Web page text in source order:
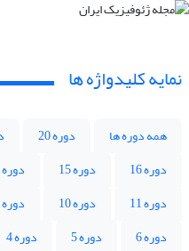
نمایه کلیدواژه ها
همه دوره ها دوره 20
دوره 16
دوره 15 دوره 14
دوره 11
دوره 10 دوره 9
دوره 6
دوره 5 دوره 4